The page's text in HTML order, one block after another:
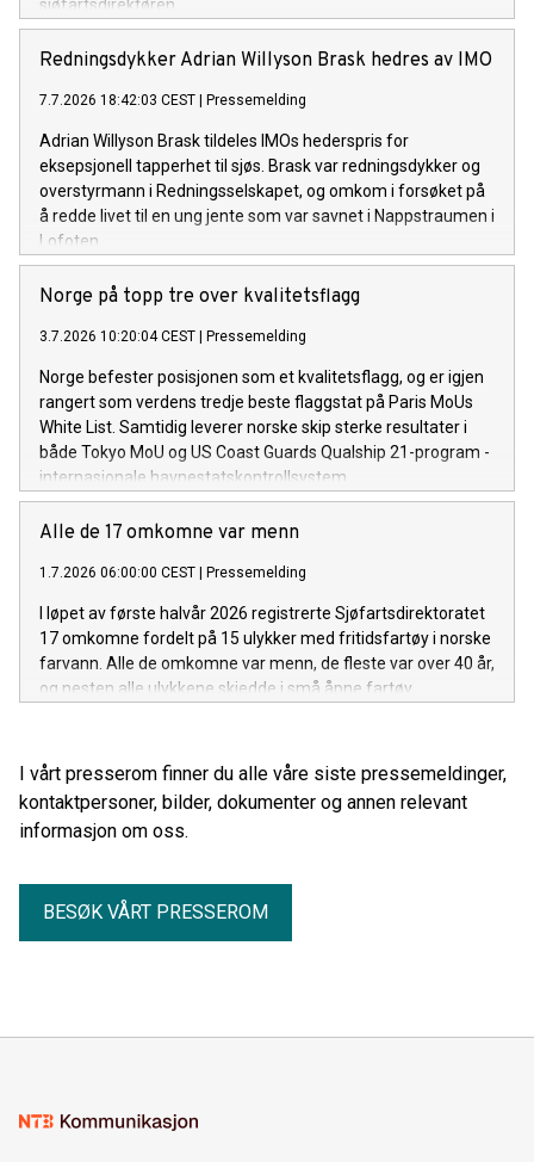
sjøfartsdirektøren.
Redningsdykker Adrian Willyson Brask hedres av IMO
7.7.2026 18:42:03 CEST Pressemelding
Adrian Willyson Brask tildeles IMOs hederspris for
eksepsjonell tapperhet til sjøs. Brask var redningsdykker og
overstyrmann i Redningsselskapet, og omkom i forsøket på
å redde livet til en ung jente som var savnet i Nappstraumen i
Lofoten.
Norge på topp tre over kvalitetsflagg
3.7.2026 10:20:04 CEST Pressemelding
Norge befester posisjonen som et kvalitetsflagg, og er igjen
rangert som verdens tredje beste flaggstat på Paris MoUs
White List. Samtidig leverer norske skip sterke resultater i
både Tokyo MoU og US Coast Guards Qualship 21-program -
internasjonale havnestatskontrollsystem.
Alle de 17 omkomne var menn
1.7.2026 06:00:00 CEST Pressemelding
I løpet av første halvår 2026 registrerte Sjøfartsdirektoratet
17 omkomne fordelt på 15 ulykker med fritidsfartøy i norske
farvann. Alle de omkomne var menn, de fleste var over 40 år,
og nesten alle ulykkene skjedde i små åpne fartøy.
I vårt presserom finner du alle våre siste pressemeldinger,
kontaktpersoner, bilder, dokumenter og annen relevant
informasjon om oss.
BESØK VÅRT PRESSEROM